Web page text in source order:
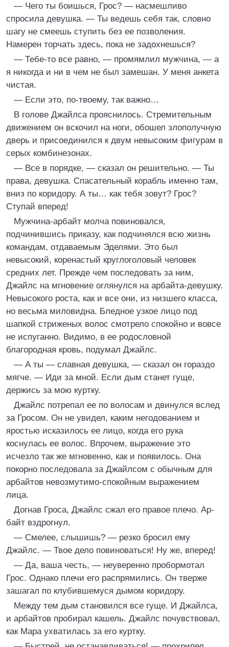
— Чего ты боишься, Грос? — насмешливо
спросила девушка. — Ты ведешь себя так, словно
шагу не смеешь ступить без ее позволения.
Намерен торчать здесь, пока не задохнешься?
— Тебе-то все равно, — промямлил мужчина, — а
я никогда и ни в чем не был замешан. У меня анкета
чистая.
— Если это, по-твоему, так важно…
В голове Джайлса прояснилось. Стремительным
движением он вскочил на ноги, обошел злополучную
дверь и присоединился к двум невысоким фигурам в
серых комбинезонах.
— Все в порядке, — сказал он решительно. — Ты
права, девушка. Спасательный корабль именно там,
вниз по коридору. А ты… как тебя зовут? Грос?
Ступай вперед!
Мужчина-арбайт молча повиновался,
подчинившись приказу, как подчинялся всю жизнь
командам, отдаваемым Эделями. Это был
невысокий, коренастый круглоголовый человек
средних лет. Прежде чем последовать за ним,
Джайлс на мгновение оглянулся на арбайта-девушку.
Невысокого роста, как и все они, из низшего класса,
но весьма миловидна. Бледное узкое лицо под
шапкой стриженых волос смотрело спокойно и вовсе
не испуганно. Видимо, в ее родословной
благородная кровь, подумал Джайлс.
— А ты — славная девушка, — сказал он гораздо
мягче. — Иди за мной. Если дым станет гуще,
держись за мою куртку.
Джайлс потрепал ее по волосам и двинулся вслед
за Гросом. Он не увидел, каким негодованием и
яростью исказилось ее лицо, когда его рука
коснулась ее волос. Впрочем, выражение это
исчезло так же мгновенно, как и появилось. Она
покорно последовала за Джайлсом с обычным для
арбайтов невозмутимо-спокойным выражением
лица.
Догнав Гроса, Джайлс сжал его правое плечо. Ар-
байт вздрогнул.
— Смелее, слышишь? — резко бросил ему
Джайлс. — Твое дело повиноваться! Ну же, вперед!
— Да, ваша честь, — неуверенно пробормотал
Грос. Однако плечи его распрямились. Он тверже
зашагал по клубившемуся дымом коридору.
Между тем дым становился все гуще. И Джайлса,
и арбайтов пробирал кашель. Джайлс почувствовал,
как Мара ухватилась за его куртку.